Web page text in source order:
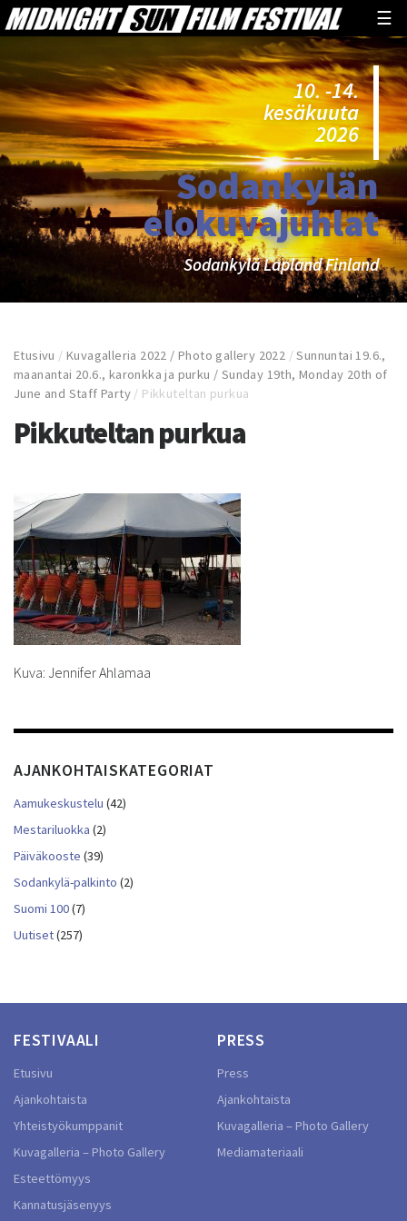
☰
10. -14.
kesäkuuta
2026
Sodankylän
elokuvajuhlat
Sodankylä Lapland Finland
Etusivu /Kuvagalleria 2022 / Photo gallery 2022 /Sunnuntai 19.6.,
maanantai 20.6., karonkka ja purku / Sunday 19th, Monday 20th of
June and Staff Party / Pikkuteltan purkua
Pikkuteltan purkua
Kuva: Jennifer Ahlamaa
AJANKOHTAISKATEGORIAT
Aamukeskustelu (42)
Mestariluokka (2)
Päiväkooste (39)
Sodankylä-palkinto (2)
Suomi 100(7)
Uutiset(257)
FESTIVAALI
Etusivu
Ajankohtaista
Yhteistyökumppanit
Kuvagalleria – Photo Gallery
Esteettömyys
Kannatusjäsenyys
PRESS
Press
Ajankohtaista
Kuvagalleria – Photo Gallery
Mediamateriaali